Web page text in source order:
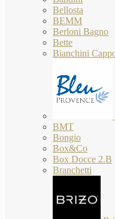
Bellosta
BEMM
Berloni Bagno
Bette
Bianchini
BMT
Bongio
Box&Co
Box Docce 2.B
Branchetti